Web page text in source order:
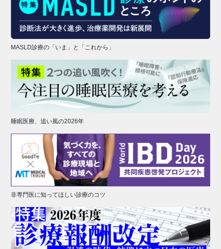
MASLD診療の「いま」と「これから」
睡眠医療、追い風の2026年
非専門医に知ってほしい診療のコツ